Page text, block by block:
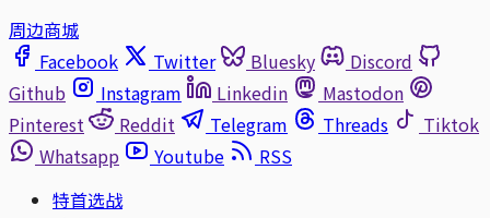
周边商城
Facebook
Twitter Bluesky
Discord
Github
Instagram Linkedin
Mastodon
Pinterest
Reddit Telegram Threads
Tiktok
Whatsapp
Youtube
RSS
特首选战